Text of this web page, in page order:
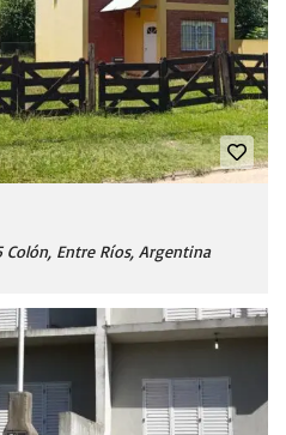
Colón, Entre Ríos, Argentina